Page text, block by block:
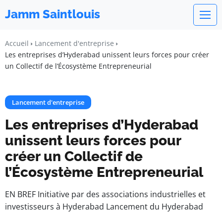
Jamm Saintlouis
Accueil
Lancement d'entreprise
Les entreprises d’Hyderabad unissent leurs forces pour créer
un Collectif de l’Écosystème Entrepreneurial
Lancement d'entreprise
Les entreprises d’Hyderabad
unissent leurs forces pour
créer un Collectif de
l’Écosystème Entrepreneurial
EN BREF Initiative par des associations industrielles et
investisseurs à Hyderabad Lancement du Hyderabad